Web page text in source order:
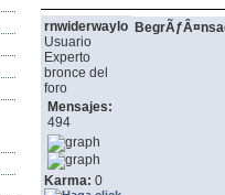
rnwiderwaylo
Usuario
Experto
bronce del
foro
Mensajes:
494
Karma: 0